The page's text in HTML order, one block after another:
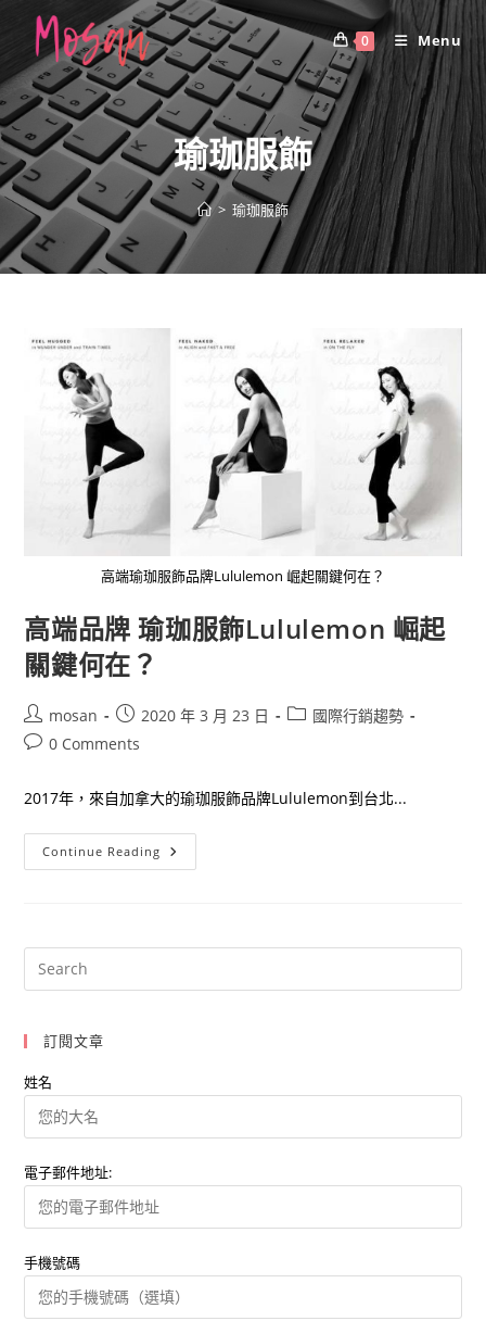
content
0 Menu
瑜珈服飾
> 瑜珈服飾
高端瑜珈服飾品牌Lululemon 崛起關鍵何在？
高端品牌 瑜珈服飾Lululemon 崛起
關鍵何在？
Post
author:
mosan
Post
published:
2020 年 3 月 23 日
Post國際行銷趨勢
Post0 Comments
2017年，來自加拿大的瑜珈服飾品牌Lululemon到台北...
Continue Reading 高
端
服
崛
訂閱文章
姓名
電子郵件地址:
手機號碼